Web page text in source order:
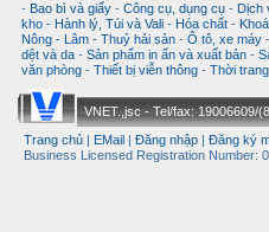
- Bao bì và giấy - Công cụ, dụng cụ - Dịch
kho - Hành lý, Túi và Vali - Hóa chất -
Nông - Lâm - Thuỷ hải sản - Ô tô, xe máy -
dệt và da - Sản phẩm in ấn và xuất bản -
văn phòng - Thiết bị viễn thông - Thời trang
VNET.,jsc - Tel/fax: 19006609/
Trang chủ
EMail Đăng nhập Đăng ký
Business Licensed Registration Number: